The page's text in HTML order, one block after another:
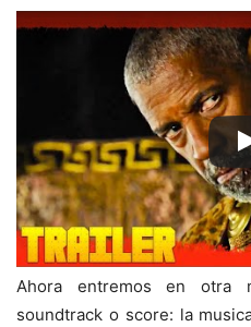
Ahora entremos en otra
soundtrack o score: la